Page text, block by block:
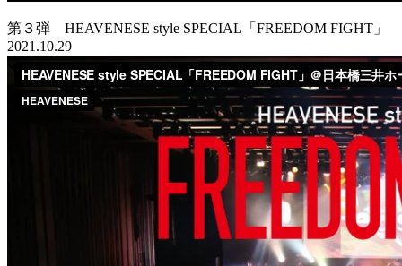
第３弾 HEAVENESE style SPECIAL「FREEDOM FIGHT」
2021.10.29